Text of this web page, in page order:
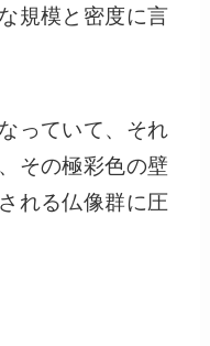
規模と密度に言
っていて、それ
その極彩色の壁
れる仏像群に圧